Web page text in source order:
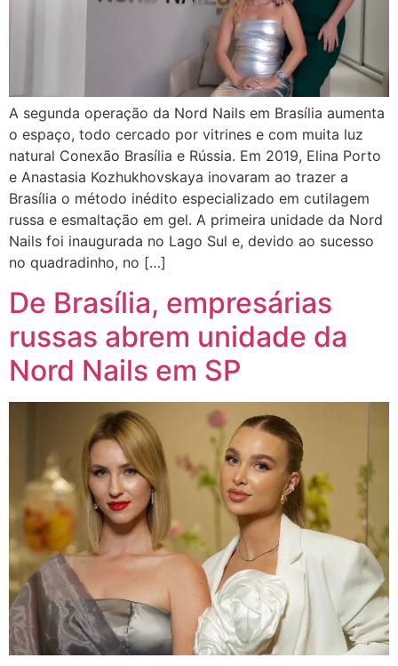
A segunda operação da Nord Nails em Brasília aumenta
o espaço, todo cercado por vitrines e com muita luz
natural Conexão Brasília e Rússia. Em 2019, Elina Porto
e Anastasia Kozhukhovskaya inovaram ao trazer a
Brasília o método inédito especializado em cutilagem
russa e esmaltação em gel. A primeira unidade da Nord
Nails foi inaugurada no Lago Sul e, devido ao sucesso
no quadradinho, no […]
De Brasília, empresárias
russas abrem unidade da
Nord Nails em SP